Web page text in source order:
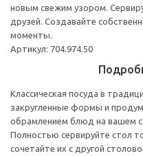
новым свежим узором.
друзей. Создавайте
моменты.
Артикул: 704.974.50
Классическая посуда в
закругленные формы и
обрамлением блюд на вашем
Полностью сервируйте стол
сочетайте их с другой